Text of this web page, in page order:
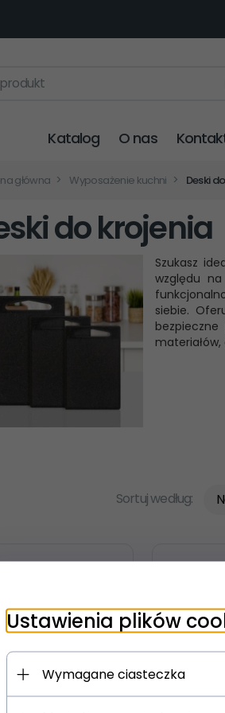
Katalog O nas
główna Wyposażenie kuchni Deski
do krojenia
Szukasz
względu
siebie.
bezpieczne
Sortuj według:
Ustawienia plików
Wymagane ciasteczka